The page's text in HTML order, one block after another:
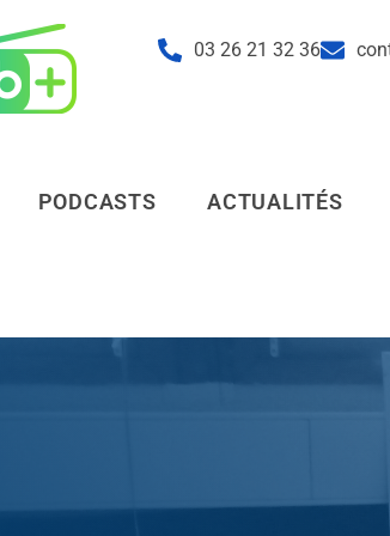
03 26 21 32 36
PODCASTS ACTUALITÉS